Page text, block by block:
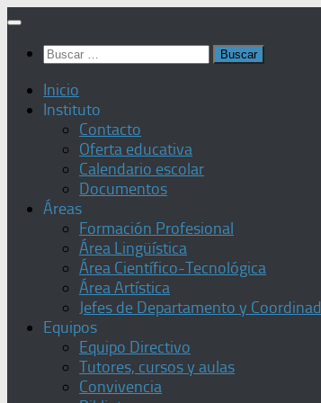
Saltar
contenido
Buscar:
Inicio
Instituto
Contacto
Oferta educativa
Calendario escolar
Documentos
Áreas
Formación Profesional
Área Lingüística
Área Científico-Tecnológica
Área Artística
Jefes de Departamento y
Equipos
Equipo Directivo
Tutores, cursos y aulas
Convivencia